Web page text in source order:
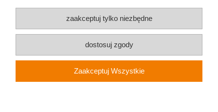
Kontakt
sklep@kapak.pl
zaakceptuj tylko niezbędne
dostosuj zgody
Zaakceptuj Wszystkie